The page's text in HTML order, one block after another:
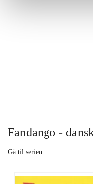
Fandango -
Gå til serien